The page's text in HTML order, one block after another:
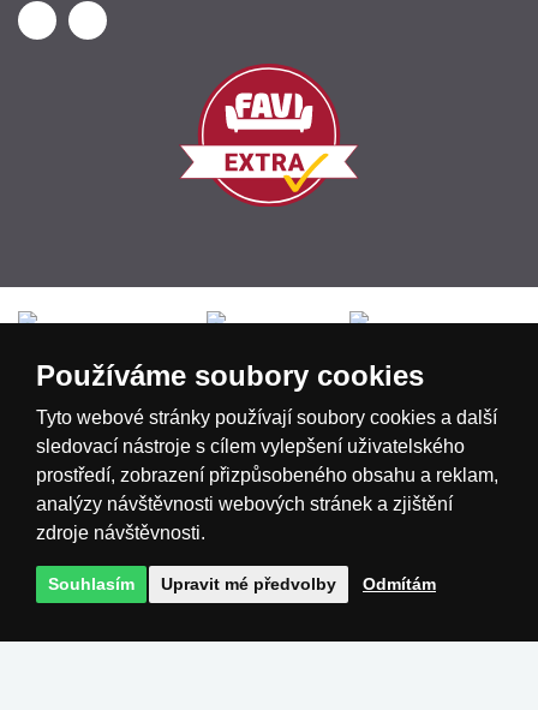
Magyarország Österreich België
Nederland
Používáme soubory cookies
Tyto webové stránky používají soubory cookies a další
sledovací nástroje s cílem vylepšení uživatelského
prostředí, zobrazení přizpůsobeného obsahu a reklam,
analýzy návštěvnosti webových stránek a zjištění
zdroje návštěvnosti.
Souhlasím Upravit mé předvolby Odmítám